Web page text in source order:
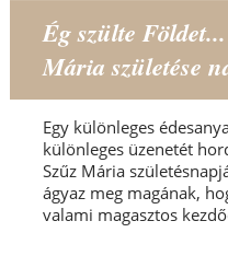
Ég szülte
Mária születése
Egy különleges
különleges üzenetét
Szűz Mária
ágyaz meg magának,
valami magasztos